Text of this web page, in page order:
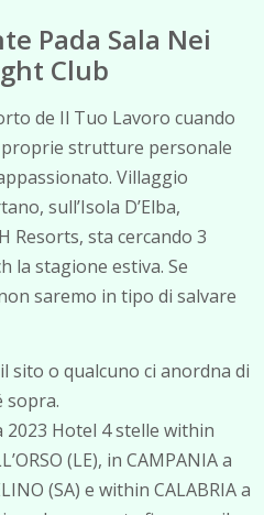
Pada Sala Nei
Club
de Il Tuo Lavoro cuando
strutture personale
Villaggio
sull’Isola D’Elba,
Resorts, sta cercando 3
la stagione estiva. Se
saremo in tipo di salvare
sito o qualcuno ci anordna di
sopra.
2023 Hotel 4 stelle within
(LE), in CAMPANIA a
(SA) e within CALABRIA a